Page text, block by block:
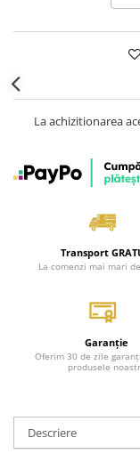
La achizitionarea
Transport
La comenzi mai mari
Garanție
Oferim 30 de zile
produsele
Descriere